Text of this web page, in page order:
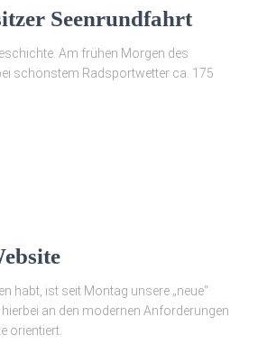
Seenrundfahrt
Am frühen Morgen des
schönstem Radsportwetter ca. 175
habt, ist seit Montag unsere „neue“
an den modernen Anforderungen
orientiert.